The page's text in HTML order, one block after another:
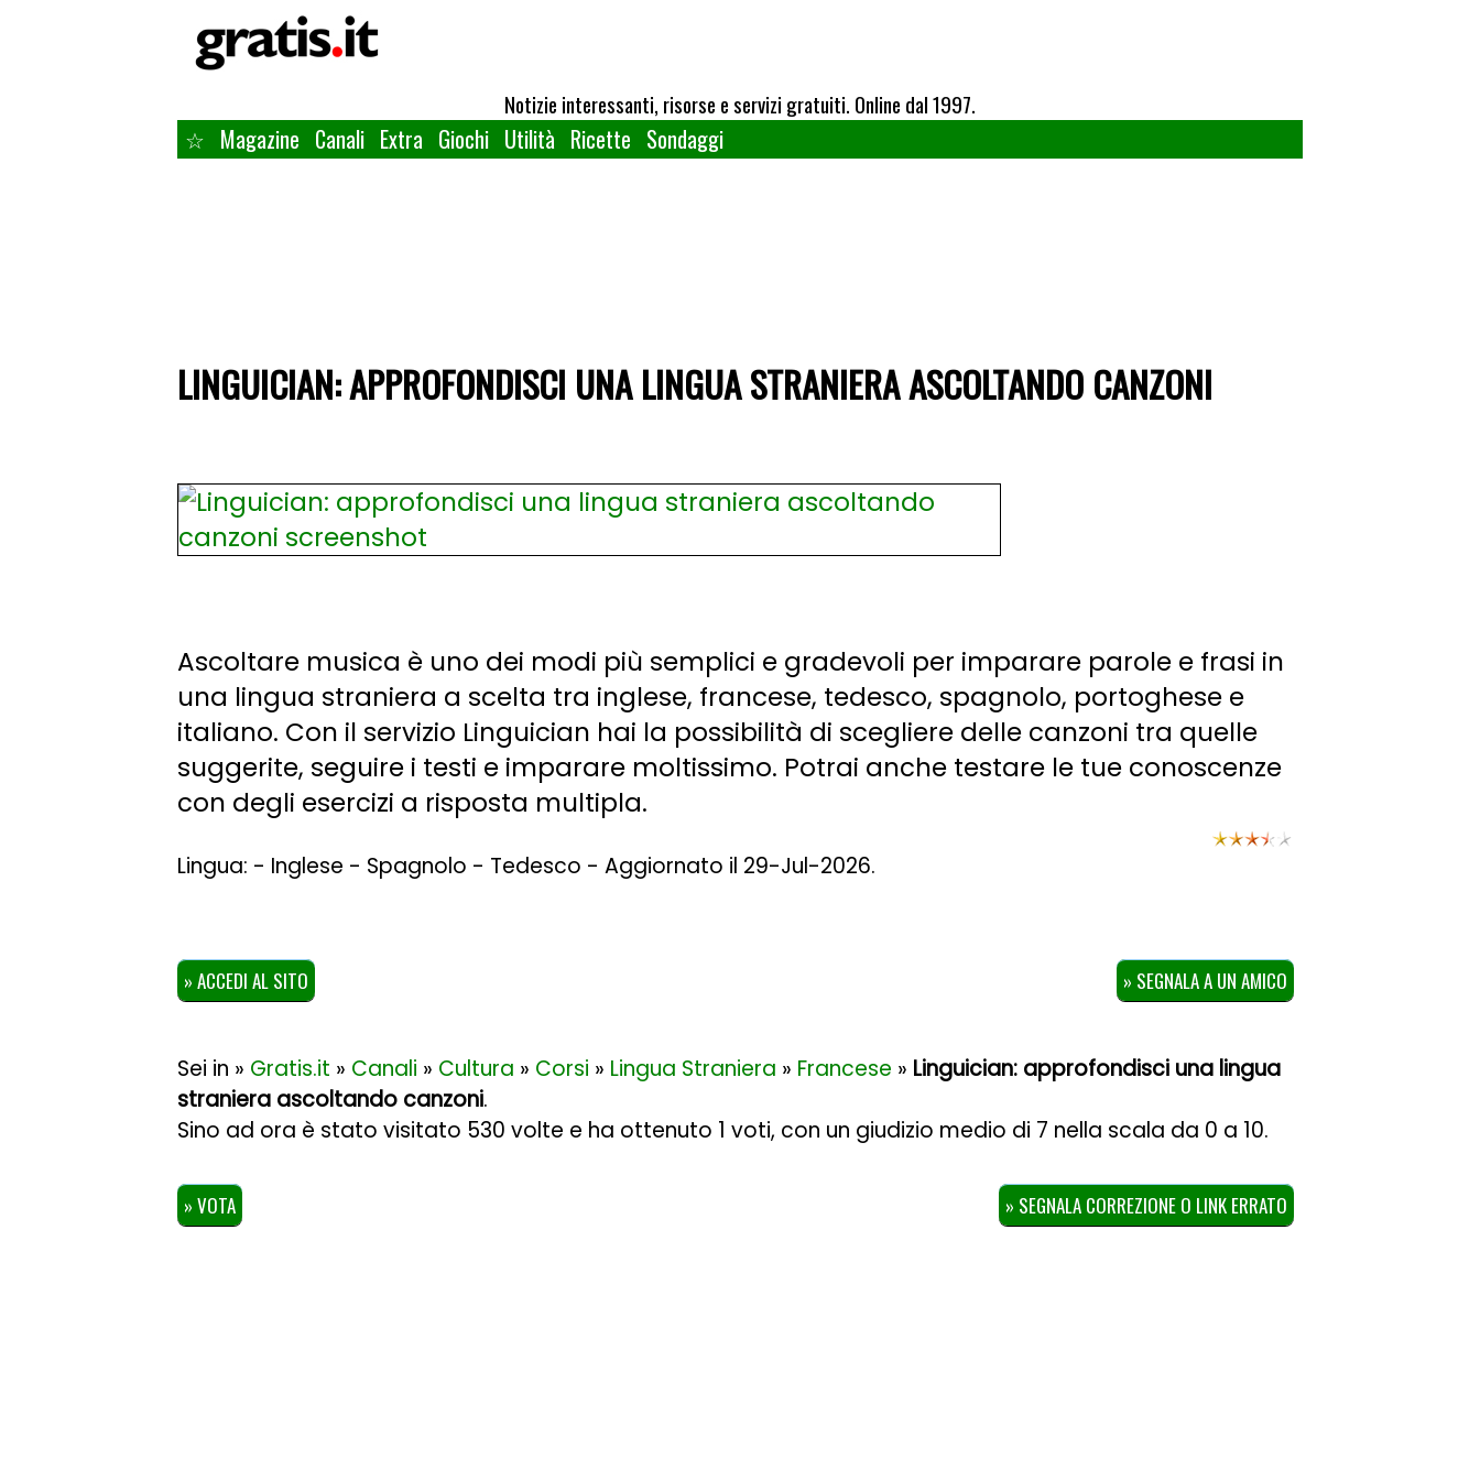
Notizie interessanti, risorse e servizi gratuiti. Online dal 1997.
☆ Magazine Canali Extra Giochi Utilità Ricette Sondaggi
LINGUICIAN: APPROFONDISCI UNA LINGUA STRANIERA ASCOLTANDO CANZONI
Ascoltare musica è uno dei modi più semplici e gradevoli per imparare parole e frasi in
una lingua straniera a scelta tra inglese, francese, tedesco, spagnolo, portoghese e
italiano. Con il servizio Linguician hai la possibilità di scegliere delle canzoni tra quelle
suggerite, seguire i testi e imparare moltissimo. Potrai anche testare le tue conoscenze
con degli esercizi a risposta multipla.
Lingua: - Inglese - Spagnolo - Tedesco - Aggiornato il 29-Jul-2026.
» ACCEDI AL SITO » SEGNALA A UN AMICO
Sei in » Gratis.it » Canali » Cultura » Corsi » Lingua Straniera » Francese » Linguician: approfondisci una lingua
straniera ascoltando canzoni.
Sino ad ora è stato visitato 530 volte e ha ottenuto 1 voti, con un giudizio medio di 7 nella scala da 0 a 10.
» VOTA » SEGNALA CORREZIONE O LINK ERRATO